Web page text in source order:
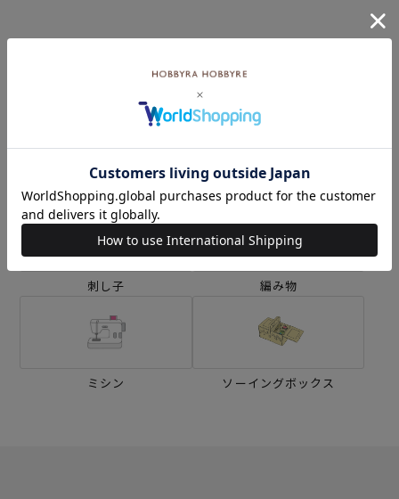
カテゴリーから探す
生地 キット
刺し子 編み物
ミシン ソーイングボックス